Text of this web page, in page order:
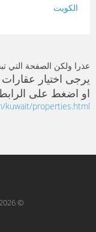
الكويت
سلطنة عمان
فلسطين
قطر
تونس
عذرا ولكن الصفحة التي
يرجى اختيار عقارات
او اضغط على الرابط
kuwait/properties.html
© 2026, مشغل بواسطة